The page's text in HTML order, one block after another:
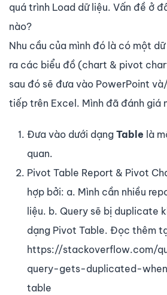
quá trình Load dữ liệu. Vấn đề ở
nào?
Nhu cầu của mình đó là có một
ra các biểu đồ (chart & pivot
sau đó sẽ đưa vào PowerPoint
tiếp trên Excel. Mình đã đánh giá
Đưa vào dưới dạng Table là
quan.
Pivot Table Report & Pivot
hợp bởi: a. Mình cần nhiều
liệu. b. Query sẽ bị duplicate
dạng Pivot Table. Đọc thêm
https://stackoverflow.com/
query-gets-duplicated-
table